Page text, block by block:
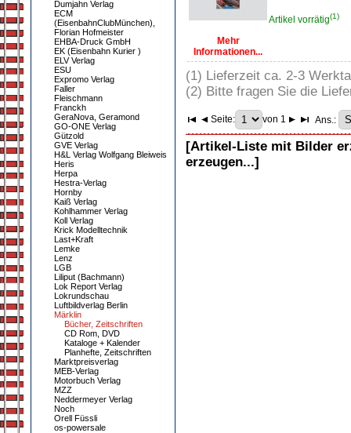
Dumjahn Verlag
ECM
(EisenbahnClubMünchen),
Florian Hofmeister
EHBA-Druck GmbH
EK (Eisenbahn Kurier )
ELV Verlag
ESU
Expromo Verlag
Faller
Fleischmann
Franckh
GeraNova, Geramond
GO-ONE Verlag
Gützold
GVE Verlag
H&L Verlag Wolfgang Bleiweis
Heris
Herpa
Hestra-Verlag
Hornby
Kaiß Verlag
Kohlhammer Verlag
Koll Verlag
Krick Modelltechnik
Last+Kraft
Lemke
Lenz
LGB
Liliput (Bachmann)
Lok Report Verlag
Lokrundschau
Luftbildverlag Berlin
Märklin
Bücher, Zeitschriften
CD Rom, DVD
Kataloge + Kalender
Planhefte, Zeitschriften
Marktpreisverlag
MEB-Verlag
Motorbuch Verlag
MZZ
Neddermeyer Verlag
Noch
Orell Füssli
os-powersale
Mehr
Informationen...
Artikel vorrätig(1)
(1) Lieferzeit ca. 2-3
(2) Bitte fragen Sie die
Seite: von 1 Ans.:
[Artikel-Liste mit Bilder
erzeugen...]